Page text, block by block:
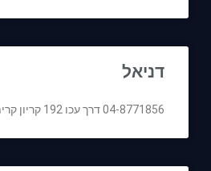
דניאל
04-8771856 דרך עכו 192 קריון קרית ביאליק